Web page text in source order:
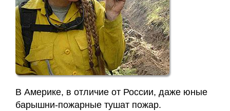
В Америке, в отличие от России, даже юные
барышни-пожарные тушат пожар.